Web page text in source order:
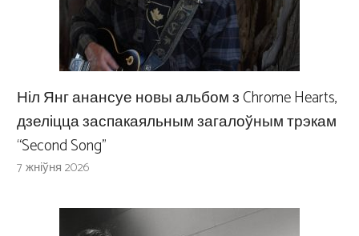
Ніл Янг анансуе новы альбом з Chrome Hearts,
дзеліцца заспакаяльным загалоўным трэкам
“Second Song”
7 жніўня 2026